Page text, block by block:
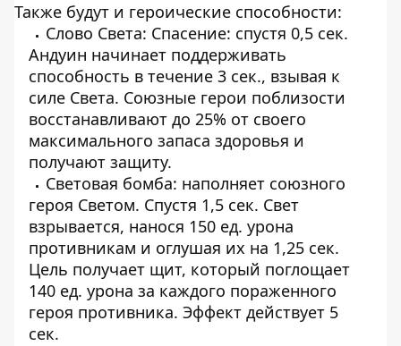
Также будут и героические способности:
Слово Света: Спасение: спустя 0,5 сек.
Андуин начинает поддерживать
способность в течение 3 сек., взывая к
силе Света. Союзные герои поблизости
восстанавливают до 25% от своего
максимального запаса здоровья и
получают защиту.
Световая бомба: наполняет союзного
героя Светом. Спустя 1,5 сек. Свет
взрывается, нанося 150 ед. урона
противникам и оглушая их на 1,25 сек.
Цель получает щит, который поглощает
140 ед. урона за каждого пораженного
героя противника. Эффект действует 5
сек.